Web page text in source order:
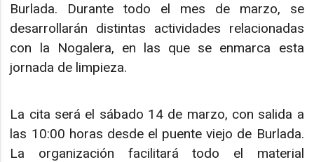
Burlada. Durante todo el mes de marzo, se
desarrollarán distintas actividades relacionadas
con la Nogalera, en las que se enmarca esta
jornada de limpieza.
La cita será el sábado 14 de marzo, con salida a
las 10:00 horas desde el puente viejo de Burlada.
La organización facilitará todo el material